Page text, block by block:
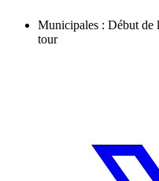
Municipales : Début de
tour